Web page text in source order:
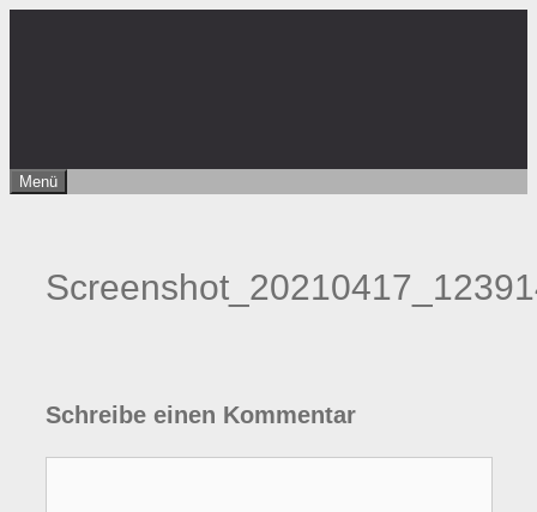
Menü
Schreibe einen Kommentar